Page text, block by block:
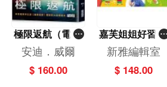
極限返航（電影
書衣典藏版）
（獨家收錄作者
訪談）
安迪．威爾
$ 160.00
嘉芙姐姐好習慣
兒歌小手機
新雅編輯室
$ 148.00